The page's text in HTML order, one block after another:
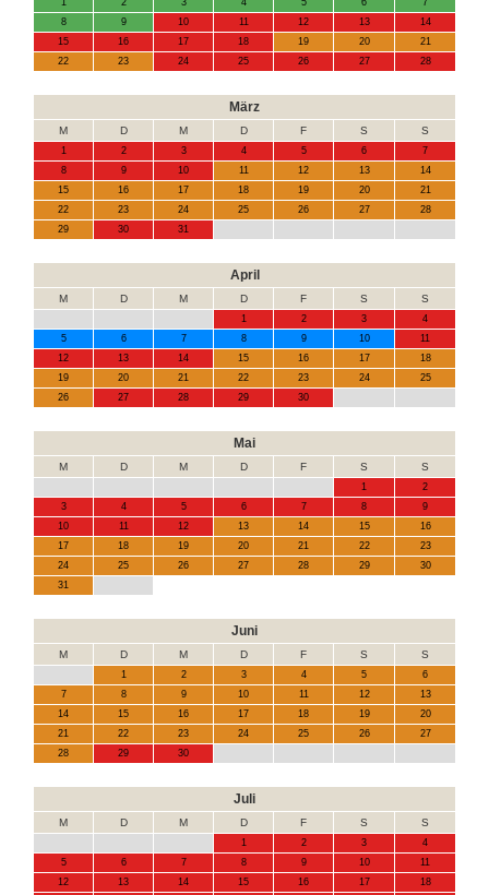
1 2 3 4 5 6
7
8
9 10 11 12 13
14
15
16 17 18 19 20
21
22
23 24 25 26 27 28
März
M D M D F S S
1 2 3 4 5 6
7
8
9 10 11 12 13
14
15
16 17 18 19 20
21
22
23 24 25 26 27
28
29
30 31
April
M D M D F S S
1 2 3
4
5
6 7 8 9 10
11
12
13 14 15 16 17
18
19
20 21 22 23 24
25
26
27 28 29 30
Mai
M D M D F S S
1
2
3
4 5 6 7 8
9
10
11 12 13 14 15
16
17
18 19 20 21 22
23
24
25 26 27 28 29
30
31
Juni
M D M D F S S
1 2 3 4 5
6
7
8 9 10 11 12
13
14
15 16 17 18 19
20
21
22 23 24 25 26
27
28
29 30
Juli
M D M D F S S
1 2 3
4
5
6 7 8 9 10
11
12
13 14 15 16 17
18